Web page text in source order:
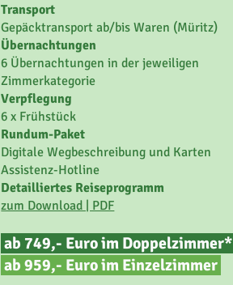
Transport
Gepäcktransport ab/bis Waren (Müritz)
Übernachtungen
6 Übernachtungen in der jeweiligen
Zimmerkategorie
Verpflegung
6 x Frühstück
Rundum-Paket
Digitale Wegbeschreibung und Karten
Assistenz-Hotline
Detailliertes Reiseprogramm
zum Download | PDF
ab 749,- Euro im Doppelzimmer*
ab 959,- Euro im Einzelzimmer